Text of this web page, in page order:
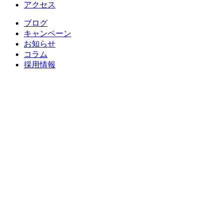
アクセス
ブログ
キャンペーン
お知らせ
コラム
採用情報